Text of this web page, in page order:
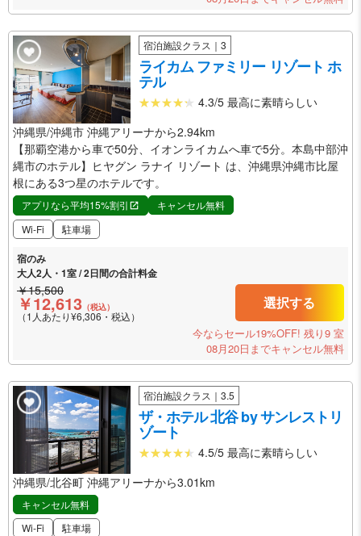
宿泊施設クラス｜3
ライカム ファミリー リゾート ホ
テル
4.3/5 最高に素晴らしい
沖縄県/沖縄市 沖縄アリーナから2.94km
【那覇空港から車で50分、イオンライカムへ車で5分。本島中部沖
縄市のホテル】ヒヤグン ラナイ リゾート は、沖縄県沖縄市比屋
根にある3つ星のホテルです。
アプリなら平均15%割引
キャンセル無料
Wi-Fi
駐車場
宿のみ
大人2人・1室 / 2日間の合計料金
￥15,500
￥12,613 （税込）
（1人あたり¥6,306・税込）
選択する
今ならセール19%OFF! 残り9 室
08月20日までキャンセル無料
宿泊施設クラス｜3.5
ザ・ホテル 北谷 by サンレストリ
ゾート
4.5/5 最高に素晴らしい
沖縄県/北谷町 沖縄アリーナから3.01km
キャンセル無料
Wi-Fi
駐車場